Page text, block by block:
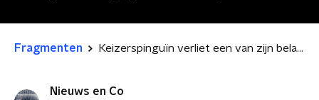
Fragmenten Keizerspinguïn verliet een van zijn belangrijkste broedplaatsen
Nieuws en Co